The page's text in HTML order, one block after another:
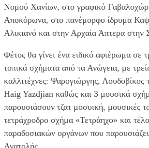
Νομού Χανίων, στο γραφικό
Αποκόρωνα, στο πανέμορφο ίδρυμα
Αλικιανό και στην Αρχαία Άπτερα στην
Φέτος θα γίνει ένα ειδικό αφιέρωμα σε
τοπικά σχήματα από τα Ανώγεια, με
καλλιτέχνες: Ψαρογιώργης, Λουδοβίκος
Haig Yazdjian καθώς και 3 μουσικά
παρουσιάσουν τζατ μοσυική, μουσικές
τετράχροδρο σχήμα «Τετράηχο» και
παραδοσιακών οργάνων που
Ανατολής.